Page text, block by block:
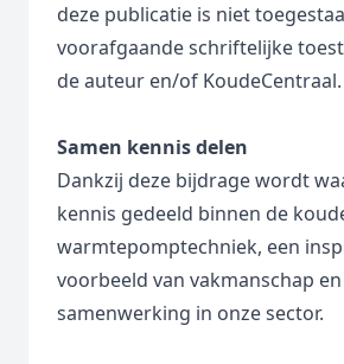
deze publicatie is niet
voorafgaande schriftelijke
de auteur en/of KoudeCentraal.
Samen kennis delen
Dankzij deze bijdrage wordt
kennis gedeeld binnen de
warmtepomptechniek, een
voorbeeld van vakmanschap en
samenwerking in onze sector.